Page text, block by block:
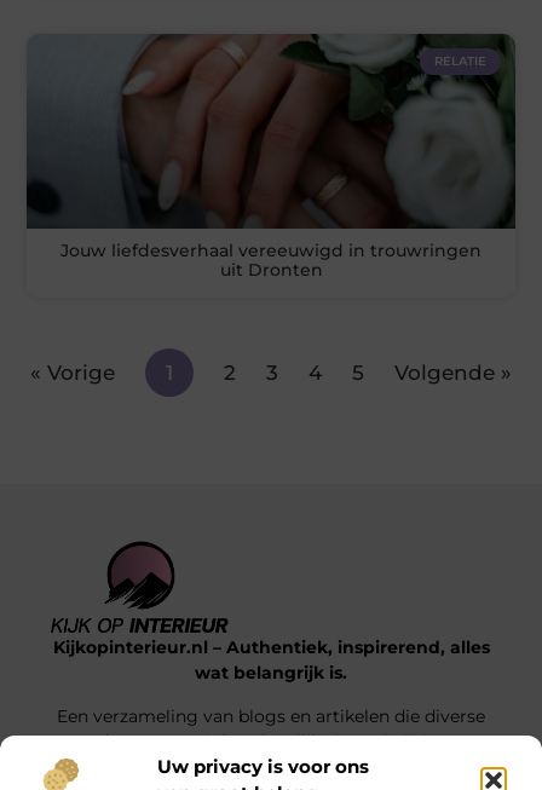
Uw privacy is voor ons
RELATIE
Jouw liefdesverhaal vereeuwigd in trouwringen
uit Dronten
« Vorige 1 2 3 4 5 Volgende »
Kijkopinterieur.nl – Authentiek, inspirerend, alles
wat belangrijk is.
Een verzameling van blogs en artikelen die diverse
onderwerpen uit het dagelijks leven belichten.